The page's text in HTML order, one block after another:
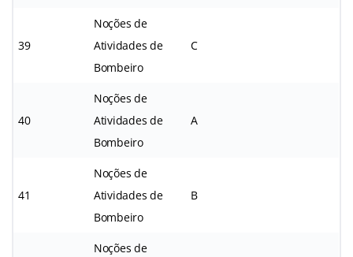
39
Noções de
Atividades de
Bombeiro
C
40
Noções de
Atividades de
Bombeiro
A
41
Noções de
Atividades de
Bombeiro
B
Noções de